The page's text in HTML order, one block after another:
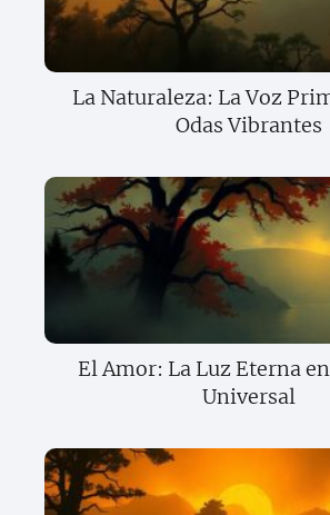
La Naturaleza: La Voz
Odas Vibrantes
El Amor: La Luz Eterna
Universal